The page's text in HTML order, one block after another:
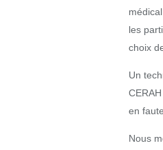
les
choix
Un
en
Nous